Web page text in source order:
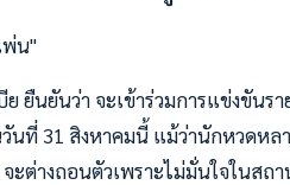
พ่น"
ยืนยันว่า จะเข้าร่วมการแข่งขัน
นที่ 31 สิงหาคมนี้ แม้ว่านักหวดหล
ต่างถอนตัวเพราะไม่มั่นใจในสถ